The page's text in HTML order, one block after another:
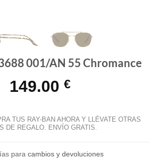
001/AN 55 Chromance
El
original
era:
213.00 €.
149.00 €El
actual
es:
149.00 €.
TUS RAY-BAN AHORA Y LLÉVATE OTRAS
DE REGALO. ENVÍO GRATIS.
para cambios y devoluciones